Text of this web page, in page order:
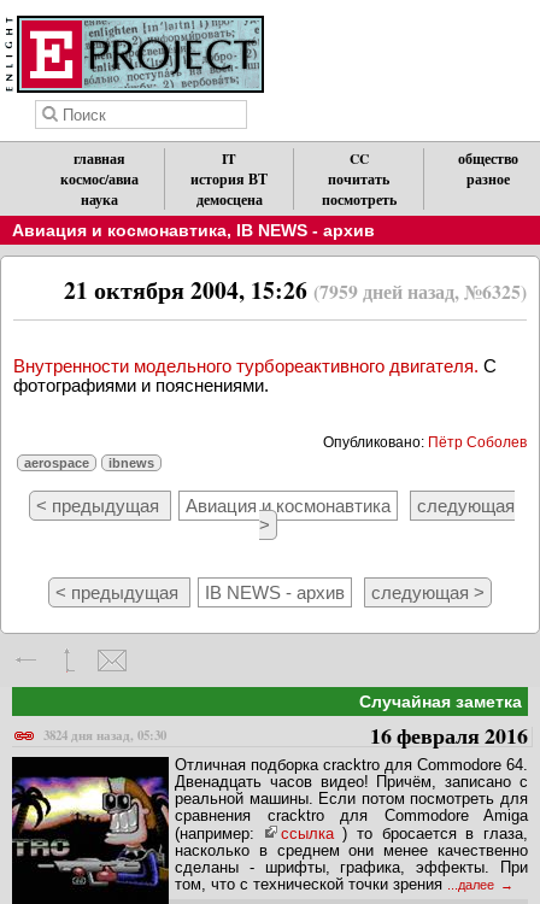
главная
космос/авиа
наука
IT
история ВТ
демосцена
CC
почитать
посмотреть
общество
разное
Авиация и космонавтика, IB NEWS - архив
21 октября 2004, 15:26 (7959 дней назад, №6325)
Внутренности модельного турбореактивного двигателя. С
фотографиями и пояснениями.
Опубликовано: Пётр Соболев
aerospace ibnews
< предыдущая Авиация и космонавтика
следующая
>
< предыдущая IB NEWS - архив следующая >
Случайная заметка
3824 дня назад, 05:30
16 февраля 2016
Отличная подборка cracktro для Commodore 64.
Двенадцать часов видео! Причём, записано с
реальной машины. Если потом посмотреть для
сравнения cracktro для Commodore Amiga
(например:
ссылка) то бросается в глаза,
насколько в среднем они менее качественно
сделаны - шрифты, графика, эффекты. При
том, что с технической точки зрения
...далее